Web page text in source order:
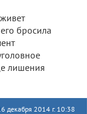
бросила
лишения
декабря 2014 г. 10:38